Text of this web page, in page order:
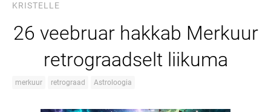
KRISTELLE
26 veebruar hakkab Merkuur
retrograadselt liikuma
merkuur retrograad Astroloogia